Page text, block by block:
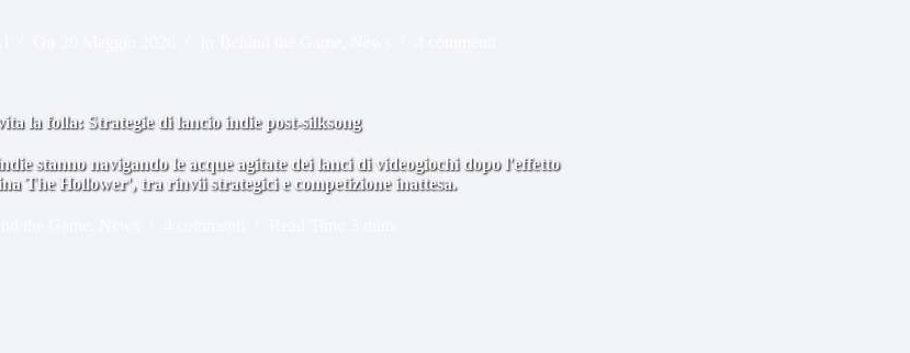
la folla: Strategie di lancio indie post-silksong
stanno navigando le acque agitate dei lanci di videogiochi dopo l'effetto
The Hollower', tra rinvii strategici e competizione inattesa.